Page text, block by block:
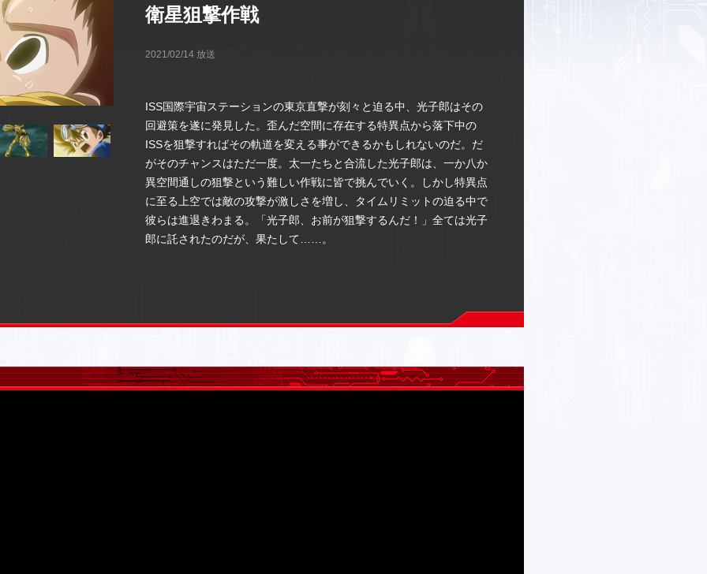
衛星狙撃作戦
2021/02/14 放送
ISS国際宇宙ステーションの東京直撃が刻々と迫る中、光子郎はその
回避策を遂に発見した。歪んだ空間に存在する特異点から落下中の
ISSを狙撃すればその軌道を変える事ができるかもしれないのだ。だ
がそのチャンスはただ一度。太一たちと合流した光子郎は、一か八か
異空間通しの狙撃という難しい作戦に皆で挑んでいく。しかし特異点
に至る上空では敵の攻撃が激しさを増し、タイムリミットの迫る中で
彼らは進退きわまる。「光子郎、お前が狙撃するんだ！」全ては光子
郎に託されたのだが、果たして……。